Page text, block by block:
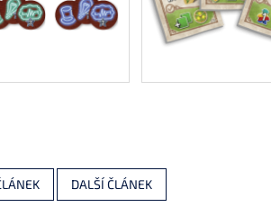
DALŠÍ ČLÁNEK